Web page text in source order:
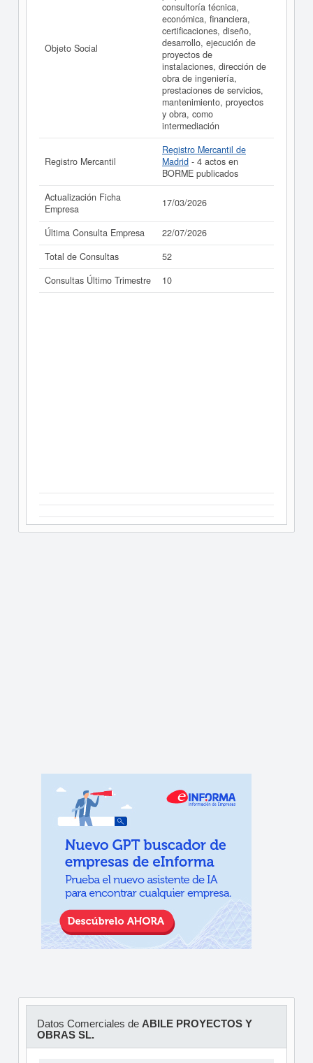
Objeto Social
consultoría técnica,
económica, financiera,
certificaciones, diseño,
desarrollo, ejecución de
proyectos de
instalaciones, dirección de
obra de ingeniería,
prestaciones de servicios,
mantenimiento, proyectos
y obra, como
intermediación
Registro Mercantil
Registro Mercantil de
Madrid - 4 actos en
BORME publicados
Actualización Ficha
Empresa
17/03/2026
Última Consulta Empresa
22/07/2026
Total de Consultas
52
Consultas Último Trimestre
10
Datos Comerciales de ABILE PROYECTOS Y
OBRAS SL.